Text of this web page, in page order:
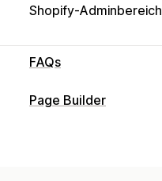
Shopify-Adminbereich
FAQs
Bearbeitungstools
Page Builder